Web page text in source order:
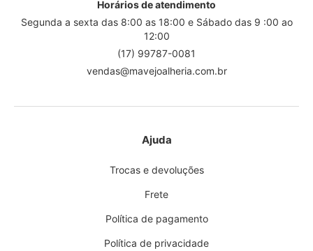
Horários de atendimento
Segunda a sexta das 8:00 as 18:00 e Sábado das 9 :00 ao
12:00
(17) 99787-0081
vendas@mavejoalheria.com.br
Ajuda
Trocas e devoluções
Frete
Política de pagamento
Política de privacidade